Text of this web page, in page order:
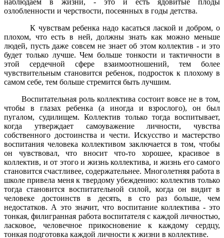
озлобленности и черствости, посеянных в годы детства.
К чувствам ребенка надо касаться лаской и добром, о
плохом, что есть в ней, должны знать как можно меньше
людей, пусть даже совсем не знает об этом коллектив - и это
будет только лучше. Чем больше тонкости и тактичности в
этой сердечной сфере взаимоотношений, тем более
чувствительным становится ребенок, подросток к плохому в
самом себе, тем больше стремится быть лучшим.
Воспитательная роль коллектива состоит вовсе не в том,
чтобы в глазах ребенка (а иногда и взрослого), он был
пугалом, судилищем. Коллектив только тогда воспитывает,
когда утверждает самоуважение личности, чувства
собственного достоинства и чести. Искусство и мастерство
воспитания человека коллективом заключается в том, чтобы
он чувствовал, что вносит что-то хорошее, красивое в
коллектив, и от этого и жизнь коллектива, и жизнь его самого
становится счастливее, содержательнее. Многолетняя работа в
школе привела меня к твердому убеждению: коллектив только
тогда становится воспитательной силой, когда он видит в
человеке достоинств в десять, в сто раз больше, чем
недостатков. А это значит, что воспитание коллектива - это
тонкая, филигранная работа воспитателя с каждой личностью,
ласковое, человечное прикосновение к каждому сердцу,
тонкая подготовка каждой личности к жизни в коллективе.